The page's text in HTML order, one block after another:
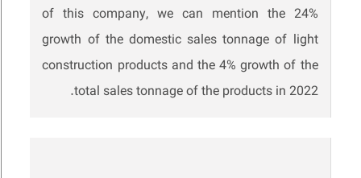
of this company, we can mention the 24%
growth of the domestic sales tonnage of light
construction products and the 4% growth of the
total sales tonnage of the products in 2022.